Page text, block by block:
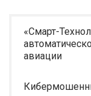
«Смарт-
авиации